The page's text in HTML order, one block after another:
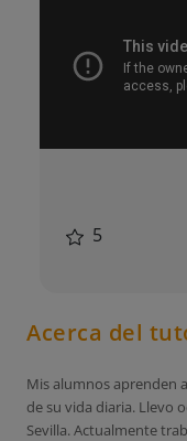
5
Acerca del
Mis alumnos aprenden
de su vida diaria. Llevo
Sevilla. Actualmente